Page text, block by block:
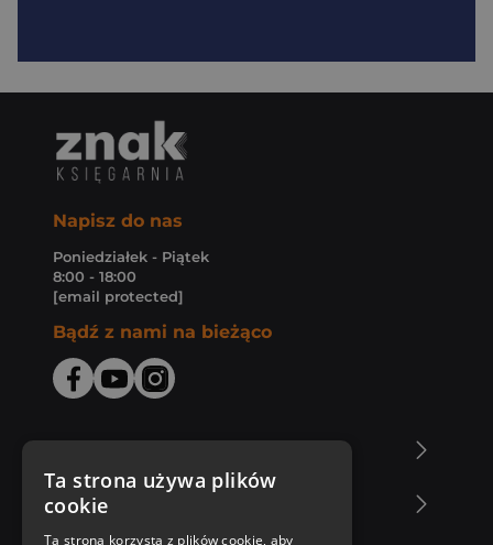
Napisz do nas
Poniedziałek - Piątek
8:00 - 18:00
[email protected]
Bądź z nami na bieżąco
Zakupy u nas
Ta strona używa plików
cookie
Ta strona korzysta z plików cookie, aby